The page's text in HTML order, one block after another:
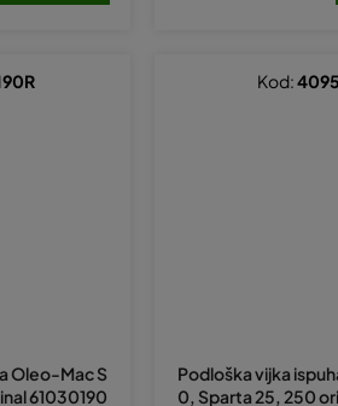
Oleo-Mac S
61030190
Podloška vijka
0, Sparta 25, 250
Kod: